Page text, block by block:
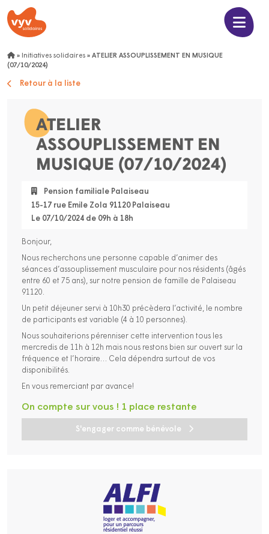
» Initiatives solidaires » ATELIER ASSOUPLISSEMENT EN MUSIQUE
(07/10/2024)
Retour à la liste
ATELIER
ASSOUPLISSEMENT EN
MUSIQUE (07/10/2024)
Pension familiale Palaiseau
15-17 rue Emile Zola 91120 Palaiseau
Le 07/10/2024 de 09h à 18h
Bonjour,
Nous recherchons une personne capable d’animer des
séances d’assouplissement musculaire pour nos résidents (âgés
entre 60 et 75 ans), sur notre pension de famille de Palaiseau
91120.
Un petit déjeuner servi à 10h30 précèdera l’activité, le nombre
de participants est variable (4 à 10 personnes).
Nous souhaiterions pérenniser cette intervention tous les
mercredis de 11h à 12h mais nous restons bien sur ouvert sur la
fréquence et l’horaire… Cela dépendra surtout de vos
disponibilités.
En vous remerciant par avance!
S'engager comme bénévole
On compte sur vous ! 1 place restante